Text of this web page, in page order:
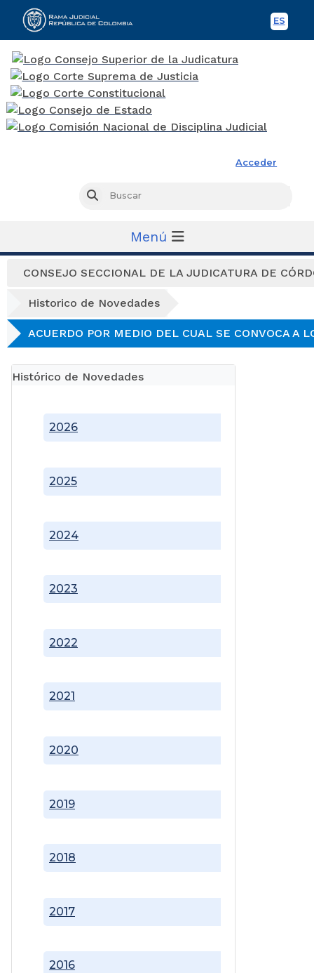
ES
Acceder
Buscar
Menú
CONSEJO SECCIONAL DE LA JUDICATURA DE
Historico de Novedades
ACUERDO POR MEDIO DEL CUAL SE CONVOCA A
Histórico de Novedades
2016
2017
2018
2019
2020
2021
2022
2023
2024
2025
2026